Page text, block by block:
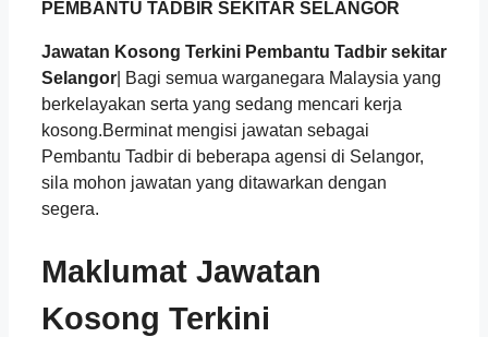
Jawatan Kosong Terkini Pembantu Tadbir sekitar
Selangor | Bagi semua warganegara Malaysia yang
berkelayakan serta yang sedang mencari kerja
kosong.Berminat mengisi jawatan sebagai
Pembantu Tadbir di beberapa agensi di Selangor,
sila mohon jawatan yang ditawarkan dengan
segera.
Maklumat Jawatan
Kosong Terkini